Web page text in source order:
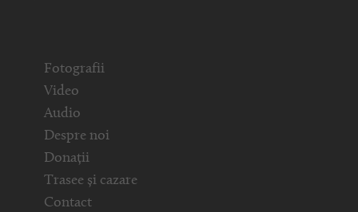
Fotografii
Video
Audio
Despre noi
Donații
Trasee și cazare
Contact